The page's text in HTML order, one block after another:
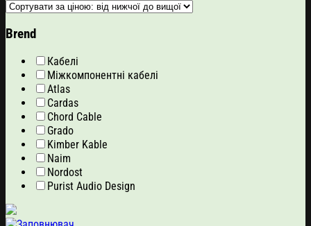
Brend
Кабелі
Міжкомпонентні кабелі
Atlas
Cardas
Chord Cable
Grado
Kimber Kable
Naim
Nordost
Purist Audio Design